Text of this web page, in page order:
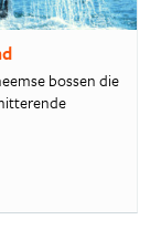
bossen die